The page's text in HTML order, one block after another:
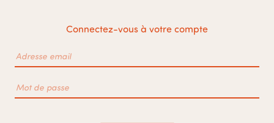
Connectez-vous à votre compte